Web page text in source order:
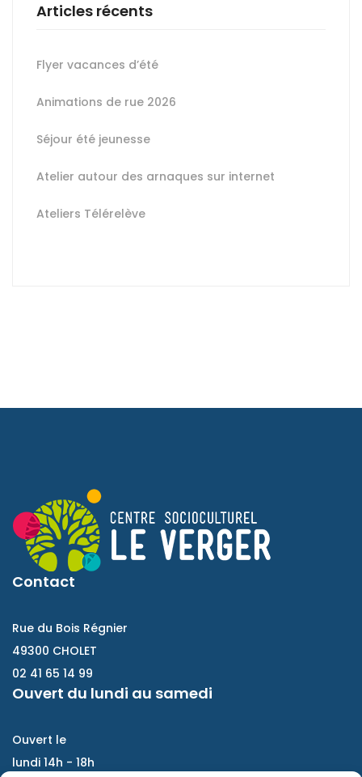
Articles récents
Flyer vacances d’été
Animations de rue 2026
Séjour été jeunesse
Atelier autour des arnaques sur internet
Ateliers Télérelève
Contact
Rue du Bois Régnier
49300 CHOLET
02 41 65 14 99
Ouvert du lundi au samedi
Ouvert le
lundi 14h - 18h